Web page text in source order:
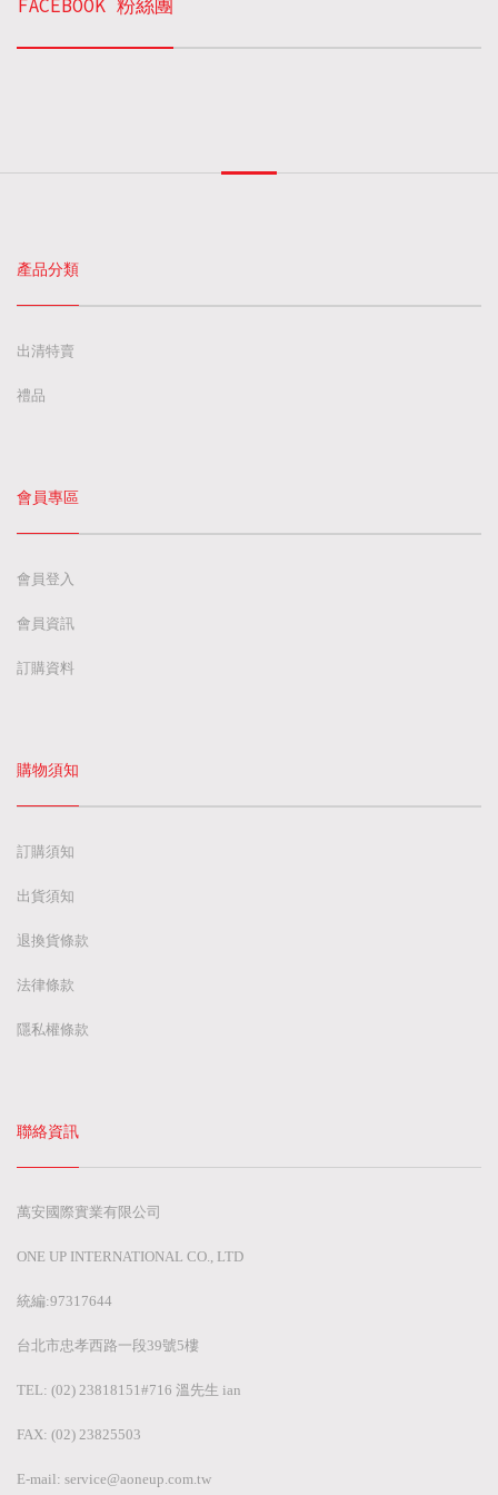
FACEBOOK 粉絲團
產品分類
出清特賣
禮品
會員專區
會員登入
會員資訊
訂購資料
購物須知
訂購須知
出貨須知
退換貨條款
法律條款
隱私權條款
聯絡資訊
萬安國際實業有限公司
ONE UP INTERNATIONAL CO., LTD
統編:97317644
台北市忠孝西路一段39號5樓
TEL: (02) 23818151#716 溫先生 ian
FAX: (02) 23825503
E-mail: service@aoneup.com.tw